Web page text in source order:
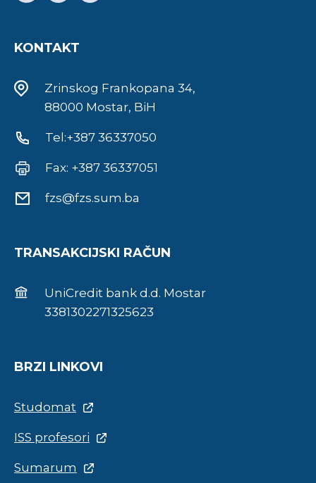
KONTAKT
Zrinskog Frankopana 34,
88000 Mostar, BiH
Tel:+387 36337050
Fax: +387 36337051
fzs@fzs.sum.ba
TRANSAKCIJSKI RAČUN
UniCredit bank d.d. Mostar
3381302271325623
BRZI LINKOVI
Studomat
ISS profesori
Sumarum